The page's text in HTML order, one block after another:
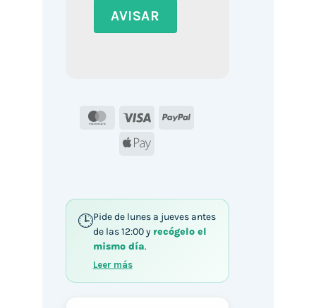
MasterCard
Visa
PayPal
Apple
Pide de lunes a jueves antes
de las 12:00 y recógelo el
mismo día.
Leer más